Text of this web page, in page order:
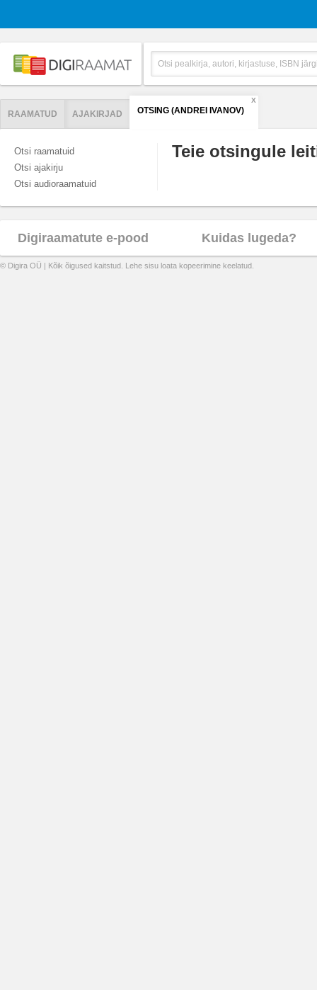
RAAMATUD AJAKIRJAD OTSING (ANDREI IVANOV)
X
Otsi raamatuid
Otsi ajakirju
Otsi audioraamatuid
Teie otsingule
Digiraamatute e-pood Kuidas lugeda?
© Digira OÜ | Kõik õigused kaitstud. Lehe sisu loata kopeerimine keelatud.